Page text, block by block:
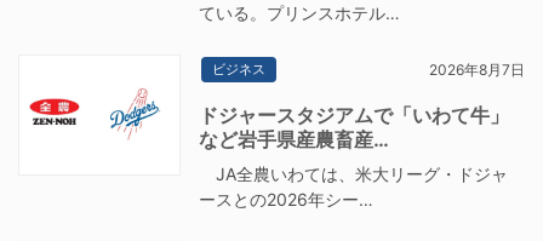
ている。プリンスホテル…
ビジネス 2026年8月7日
ドジャースタジアムで「いわて牛」
など岩手県産農畜産…
JA全農いわては、米大リーグ・ドジャ
ースとの2026年シー…